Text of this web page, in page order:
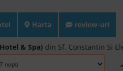
Harta review-uri
& Spa) din Sf. Constantin Si